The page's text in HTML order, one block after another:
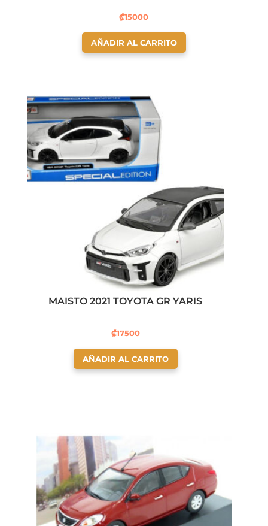
₡15000
AÑADIR AL CARRITO
MAISTO 2021 TOYOTA GR YARIS
₡17500
AÑADIR AL CARRITO